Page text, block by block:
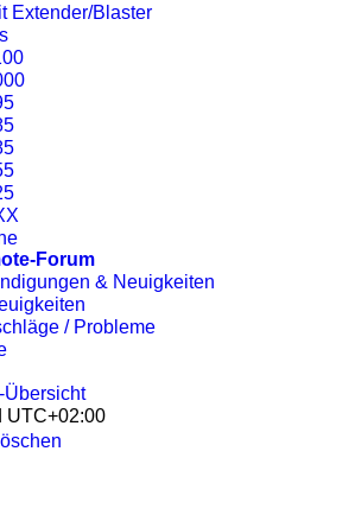
Extender/Blaster
Forum
& Neuigkeiten
/ Probleme
Übersicht
UTC+02:00